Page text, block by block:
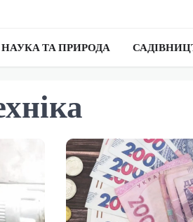
НАУКА ТА ПРИРОДА